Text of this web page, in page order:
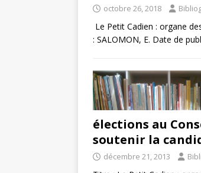
octobre 26, 2018
Le Petit Cadien : organe
: SALOMON, E. Date de
élections au
soutenir la
décembre 21, 2013